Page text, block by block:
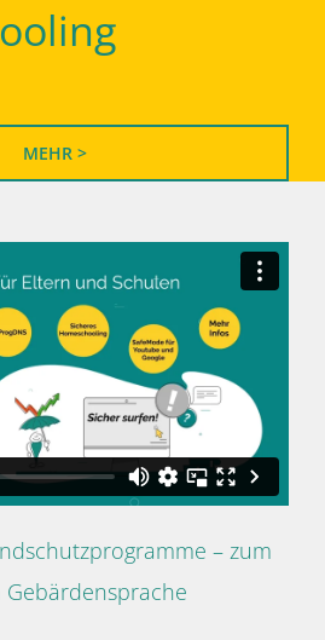
MEHR >
– zum
Gebärdensprache